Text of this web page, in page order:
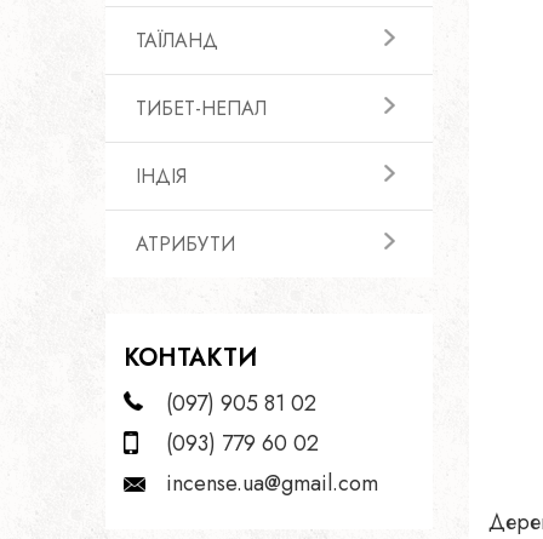
ТАЇЛАНД
ТИБЕТ-НЕПАЛ
IНДIЯ
АТРИБУТИ
КОНТАКТИ
(097) 905 81 02
(093) 779 60 02
incense.ua@gmail.com